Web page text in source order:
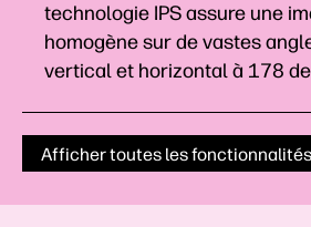
technologie IPS assure une
homogène sur de vastes
vertical et horizontal à 178
Afficher toutes les fonctionnalités